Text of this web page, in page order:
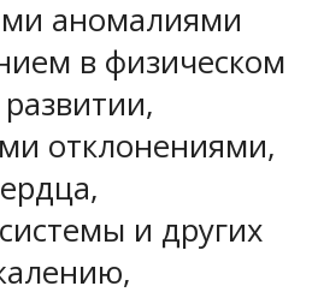
аномалиями
в физическом
отклонениями,
и других